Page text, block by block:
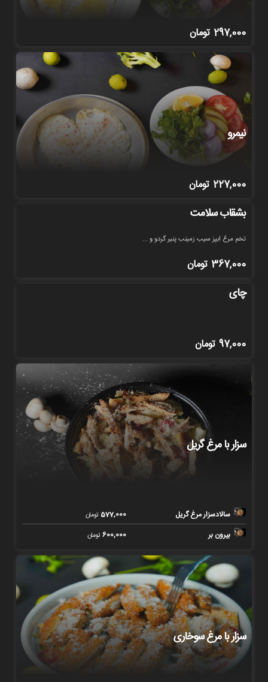
297,000 تومان
نیمرو
227,000 تومان
بشقاب سلامت
تخم مرغ ابپز سیب زمینب پنیر گردو و ...
367,000 تومان
چای
97,000 تومان
سزار با مرغ گریل
سالادسزار مرغ گریل 577,000تومان
بیرون بر 600,000تومان
سزار با مرغ سوخاری